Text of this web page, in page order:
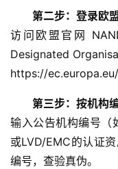
经
商
业
I
科
技
第二步：登录欧
访问欧盟官网
Designated
https://
第三步：按机构
输入公告机构编号（
或LVD/EMC的认证
编号，查验真伪。